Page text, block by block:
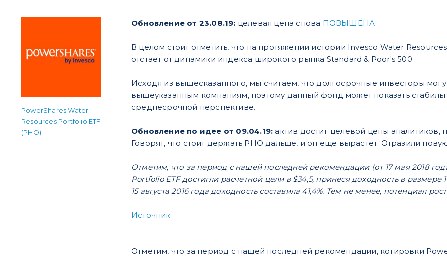
PowerShares Water
Resources Portfolio ETF
(PHO)
Обновление от 23.08.19: целевая цена снова ПОВЫШЕНА
В целом стоит отметить, что на протяжении истории Invesco Water
отстает от динамики индекса широкого рынка Standard & Poor's 500.
Исходя из вышесказанного, мы считаем, что долгосрочные инвесторы
вышеуказанным компаниям, поэтому данный фонд может показать
среднесрочной перспективе.
Обновление по идее от 09.04.19: актив достиг целевой цены аналитиков,
Говорят, что стоит держать PHO дальше, и он еще вырастет. Отразили
Отметим, что за период с нашей последней рекомендации (от 17 мая 2018
Portfolio ETF достигли расчетной цели в $34,5, принеся доходность в размере
15 августа 2016 года доходность составила 41,4%. Тем не менее, потенциал
Источник
Отметим, что за период с нашей последней рекомендации, котировки